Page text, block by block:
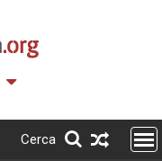
Cerca